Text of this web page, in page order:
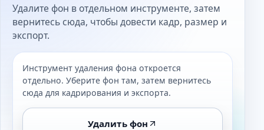
Удалите фон в отдельном инструменте, затем
вернитесь сюда, чтобы довести кадр, размер и
экспорт.
Инструмент удаления фона откроется
отдельно. Уберите фон там, затем вернитесь
сюда для кадрирования и экспорта.
Удалить фон